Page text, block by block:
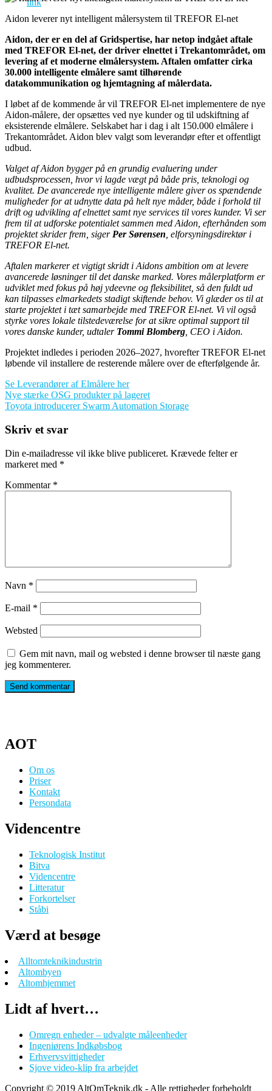
Aidon leverer nyt intelligent målersystem til TREFOR El-net
Aidon, der er en del af Gridspertise, har netop indgået aftale
med TREFOR El-net, der driver elnettet i Trekantområdet, om
levering af et moderne elmålersystem. Aftalen omfatter cirka
30.000 intelligente elmålere samt tilhørende
datakommunikation og hjemtagning af målerdata.
I løbet af de kommende år vil TREFOR El-net implementere de nye
Aidon-målere, der opsættes ved nye kunder og til udskiftning af
eksisterende elmålere. Selskabet har i dag i alt 150.000 elmålere i
Trekantområdet. Aidon blev valgt som leverandør efter et offentligt
udbud.
Valget af Aidon bygger på en grundig evaluering under
udbudsprocessen, hvor vi lagde vægt på både pris, teknologi og
kvalitet. De avancerede nye intelligente målere giver os spændende
muligheder for at udnytte data på helt nye måder, både i forhold til
drift og udvikling af elnettet samt nye services til vores kunder. Vi ser
frem til at udforske potentialet sammen med Aidon, efterhånden som
projektet skrider frem, siger Per Sørensen , elforsyningsdirektør i
TREFOR El-net.
Aftalen markerer et vigtigt skridt i Aidons ambition om at levere
avancerede løsninger til det danske marked. Vores målerplatform er
udviklet med fokus på høj ydeevne og fleksibilitet, så den fuldt ud
kan tilpasses elmarkedets stadigt skiftende behov. Vi glæder os til at
starte projektet i tæt samarbejde med TREFOR El-net. Vi vil også
styrke vores lokale tilstedeværelse for at sikre optimal support til
vores danske kunder, udtaler Tommi Blomberg , CEO i Aidon.
Projektet indledes i perioden 2026–2027, hvorefter TREFOR El-net
løbende vil installere de resterende målere over de efterfølgende år.
Se Leverandører af Elmålere her
Indlægsnavigation
Nye stærke OSG produkter på lageret
Toyota introducerer Swarm Automation Storage
Skriv et svar
Din e-mailadresse vil ikke blive publiceret. Krævede felter er
markeret med *
Kommentar *
Navn *
E-mail *
Websted
Gem mit navn, mail og websted i denne browser til næste gang
jeg kommenterer.
AOT
Om os
Priser
Kontakt
Persondata
Videncentre
Teknologisk Institut
Bitva
Videncentre
Litteratur
Forkortelser
Ståbi
Værd at besøge
Alltomteknikindustrin
Altombyen
Altomhjemmet
Lidt af hvert…
Omregn enheder – udvalgte måleenheder
Ingeniørens Indkøbsbog
Erhvervsvittigheder
Sjove video-klip fra arbejdet
Copyright © 2019 AltOmTeknik.dk - Alle rettigheder forbeholdt